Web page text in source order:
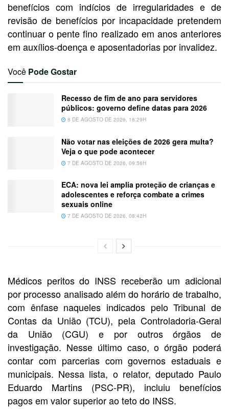
benefícios com indícios de irregularidades e de
revisão de benefícios por incapacidade pretendem
continuar o pente fino realizado em anos anteriores
em auxílios-doença e aposentadorias por invalidez.
Você Pode Gostar
Recesso de fim de ano para servidores
públicos: governo define datas para 2026
8 DE AGOSTO DE 2026, 18:29H
Não votar nas eleições de 2026 gera multa?
Veja o que pode acontecer
7 DE AGOSTO DE 2026, 09:56H
ECA: nova lei amplia proteção de crianças e
adolescentes e reforça combate a crimes
sexuais online
7 DE AGOSTO DE 2026, 08:42H
Médicos peritos do INSS receberão um adicional
por processo analisado além do horário de trabalho,
com ênfase naqueles indicados pelo Tribunal de
Contas da União (TCU), pela Controladoria-Geral
da União (CGU) e por outros órgãos de
investigação. Nesse último caso, o órgão poderá
contar com parcerias com governos estaduais e
municipais. Nessa lista, o relator, deputado Paulo
Eduardo Martins (PSC-PR), incluiu benefícios
pagos em valor superior ao teto do INSS.